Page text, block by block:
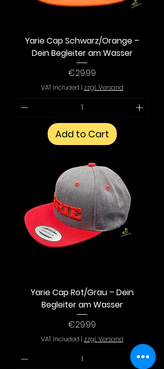
Yarie Cap Schwarz/Orange –
Dein Begleiter am Wasser
Price
€29.99
VAT Included | zzgl. Versand
Add to Cart
Yarie Cap Rot/Grau – Dein
Begleiter am Wasser
Price
€29.99
VAT Included | zzgl. Versand